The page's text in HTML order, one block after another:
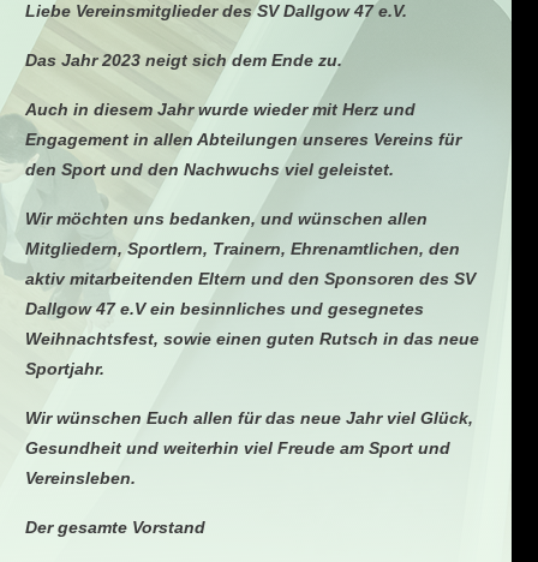
Liebe Vereinsmitglieder des SV Dallgow 47 e.V.
Das Jahr 2023 neigt sich dem Ende zu.
Auch in diesem Jahr wurde wieder mit Herz und
Engagement in allen Abteilungen unseres Vereins für
den Sport und den Nachwuchs viel geleistet.
Wir möchten uns bedanken, und wünschen allen
Mitgliedern, Sportlern, Trainern, Ehrenamtlichen, den
aktiv mitarbeitenden Eltern und den Sponsoren des SV
Dallgow 47 e.V ein besinnliches und gesegnetes
Weihnachtsfest, sowie einen guten Rutsch in das neue
Sportjahr.
Wir wünschen Euch allen für das neue Jahr viel Glück,
Gesundheit und weiterhin viel Freude am Sport und
Vereinsleben.
Der gesamte Vorstand